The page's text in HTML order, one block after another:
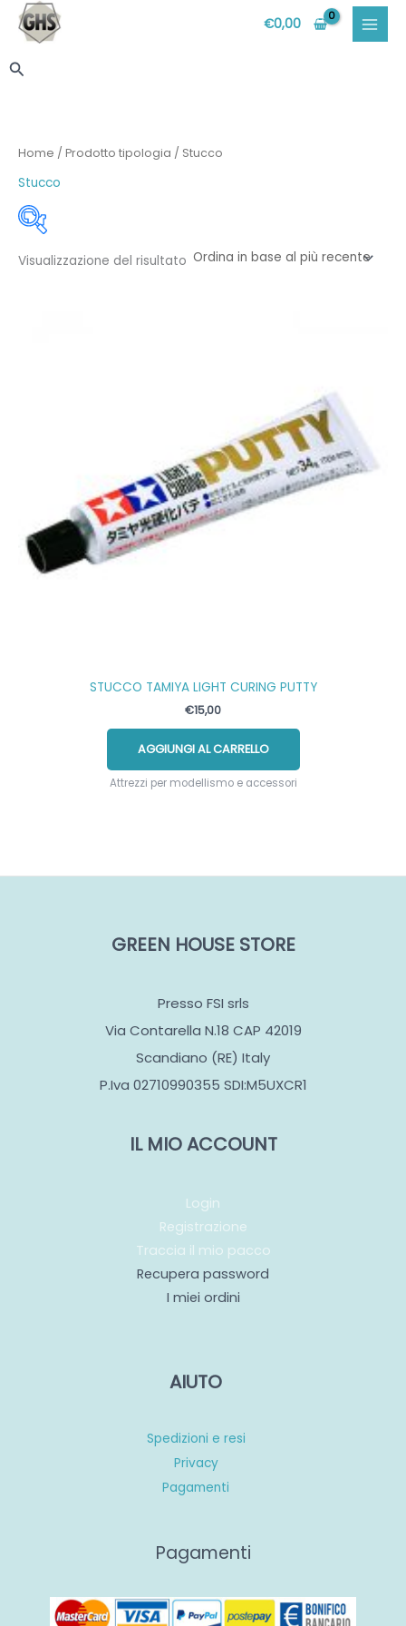
contenuto
€0,00
Cerca
Home / Prodotto tipologia / Stucco
Stucco
Visualizzazione del risultato
STUCCO TAMIYA LIGHT CURING PUTTY
€15,00
AGGIUNGI AL CARRELLO
Attrezzi per modellismo e accessori
GREEN HOUSE STORE
Presso FSI srls
Via Contarella N.18 CAP 42019
Scandiano (RE) Italy
P.Iva 02710990355 SDI:M5UXCR1
IL MIO ACCOUNT
Login
Registrazione
Traccia il mio pacco
Recupera password
I miei ordini
AIUTO
Spedizioni e resi
Privacy
Pagamenti
Pagamenti